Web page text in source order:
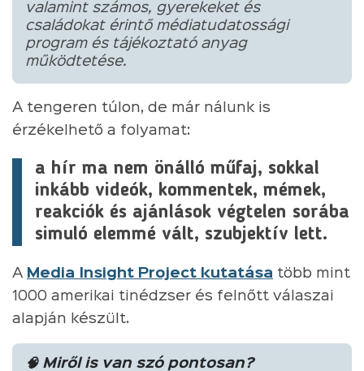
valamint számos, gyerekeket és
családokat érintő médiatudatossági
program és tájékoztató anyag
működtetése.
A tengeren túlon, de már nálunk is
érzékelhető a folyamat:
a hír ma nem önálló műfaj, sokkal
inkább videók, kommentek, mémek,
reakciók és ajánlások végtelen sorába
simuló elemmé vált, szubjektív lett.
A Media Insight Project kutatása több mint
1000 amerikai tinédzser és felnőtt válaszai
alapján készült.
🧠 Miről is van szó pontosan?